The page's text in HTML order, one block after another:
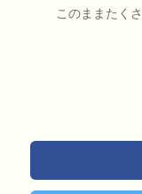
このままたく